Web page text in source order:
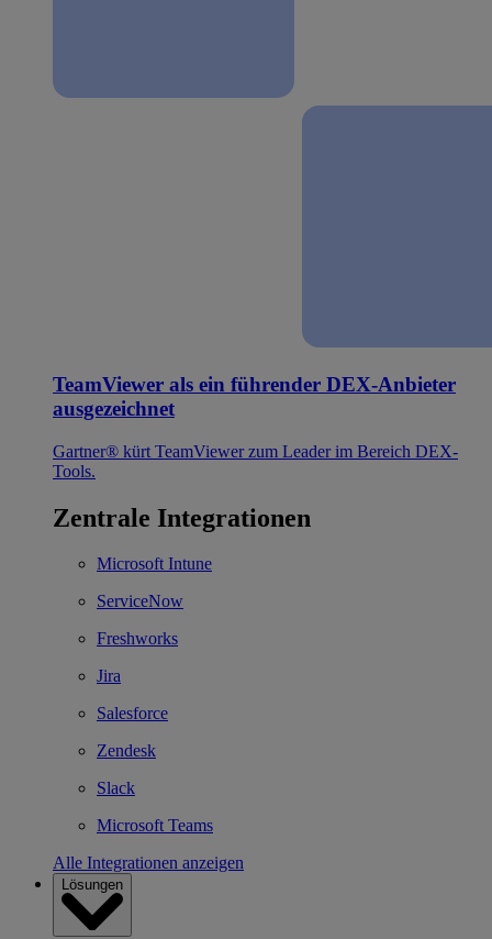
TeamViewer als ein führender DEX-Anbieter
ausgezeichnet
Gartner® kürt TeamViewer zum Leader im Bereich DEX-
Tools.
Zentrale Integrationen
Microsoft Intune
ServiceNow
Freshworks
Jira
Salesforce
Zendesk
Slack
Microsoft Teams
Alle Integrationen anzeigen
Lösungen